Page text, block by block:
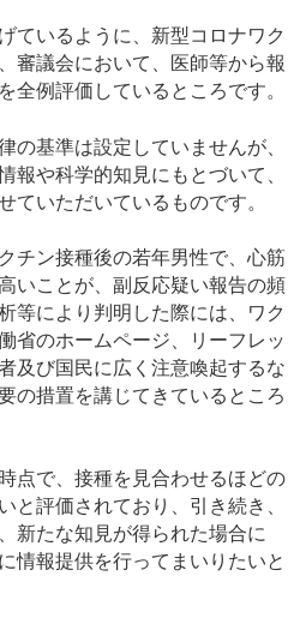
ているように、新型コロナワク
審議会において、医師等から報
全例評価しているところです。
基準は設定していませんが、
報や科学的知見にもとづいて、
ていただいているものです。
チン接種後の若年男性で、心筋
いことが、副反応疑い報告の頻
等により判明した際には、ワク
省のホームページ、リーフレッ
及び国民に広く注意喚起するな
の措置を講じてきているところ
点で、接種を見合わせるほどの
と評価されており、引き続き、
新たな知見が得られた場合に
情報提供を行ってまいりたいと